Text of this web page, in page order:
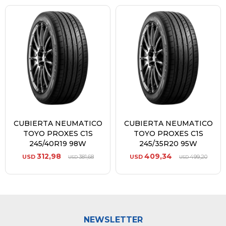
CUBIERTA NEUMATICO
TOYO PROXES C1S
245/40R19 98W
USD 312,98 USD381,68
CUBIERTA NEUMATICO
TOYO PROXES C1S
245/35R20 95W
USD 409,34 USD499,20
NEWSLETTER